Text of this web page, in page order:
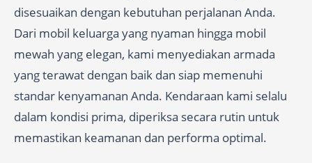
disesuaikan dengan kebutuhan perjalanan Anda.
Dari mobil keluarga yang nyaman hingga mobil
mewah yang elegan, kami menyediakan armada
yang terawat dengan baik dan siap memenuhi
standar kenyamanan Anda. Kendaraan kami selalu
dalam kondisi prima, diperiksa secara rutin untuk
memastikan keamanan dan performa optimal.